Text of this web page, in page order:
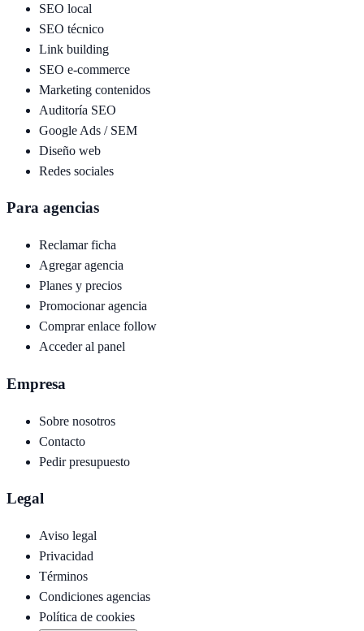
SEO local
SEO técnico
Link building
SEO e-commerce
Marketing contenidos
Auditoría SEO
Google Ads / SEM
Diseño web
Redes sociales
Para agencias
Reclamar ficha
Agregar agencia
Planes y precios
Promocionar agencia
Comprar enlace follow
Acceder al panel
Empresa
Sobre nosotros
Contacto
Pedir presupuesto
Legal
Aviso legal
Privacidad
Términos
Condiciones agencias
Política de cookies